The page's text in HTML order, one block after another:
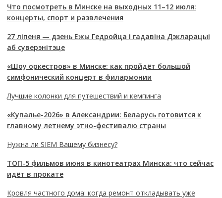
Что посмотреть в Минске на выходных 11–12 июля:
концерты, спорт и развлечения
27 ліпеня — дзень Ежы Гедройца і гадавіна Дэкларацыі
аб суверэнітэце
«Шоу оркестров» в Минске: как пройдёт большой
симфонический концерт в филармонии
Лучшие колонки для путешествий и кемпинга
«Купалье-2026» в Александрии: Беларусь готовится к
главному летнему этно-фестивалю страны
Нужна ли SIEM Вашему бизнесу?
ТОП-5 фильмов июня в кинотеатрах Минска: что сейчас
идёт в прокате
Кровля частного дома: когда ремонт откладывать уже